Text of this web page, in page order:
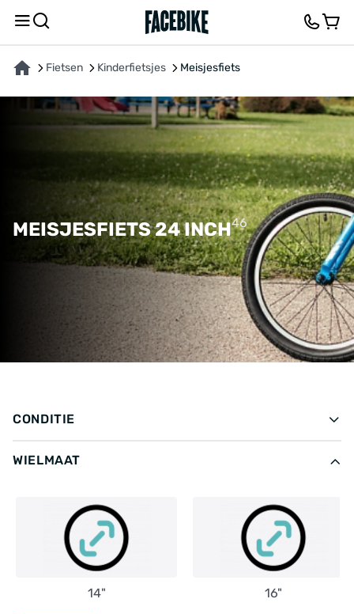
Fietsen Kinderfietsjes Meisjesfiets
MEISJESFIETS 24 INCH46
CONDITIE
WIELMAAT
14" 16"